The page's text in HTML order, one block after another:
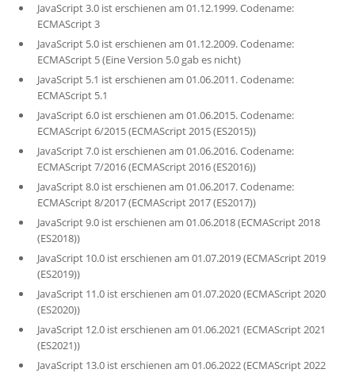
JavaScript 3.0 ist erschienen am 01.12.1999. Codename:
ECMAScript 3
JavaScript 5.0 ist erschienen am 01.12.2009. Codename:
ECMAScript 5 (Eine Version 5.0 gab es nicht)
JavaScript 5.1 ist erschienen am 01.06.2011. Codename:
ECMAScript 5.1
JavaScript 6.0 ist erschienen am 01.06.2015. Codename:
ECMAScript 6/2015 (ECMAScript 2015 (ES2015))
JavaScript 7.0 ist erschienen am 01.06.2016. Codename:
ECMAScript 7/2016 (ECMAScript 2016 (ES2016))
JavaScript 8.0 ist erschienen am 01.06.2017. Codename:
ECMAScript 8/2017 (ECMAScript 2017 (ES2017))
JavaScript 9.0 ist erschienen am 01.06.2018 (ECMAScript 2018
(ES2018))
JavaScript 10.0 ist erschienen am 01.07.2019 (ECMAScript 2019
(ES2019))
JavaScript 11.0 ist erschienen am 01.07.2020 (ECMAScript 2020
(ES2020))
JavaScript 12.0 ist erschienen am 01.06.2021 (ECMAScript 2021
(ES2021))
JavaScript 13.0 ist erschienen am 01.06.2022 (ECMAScript 2022